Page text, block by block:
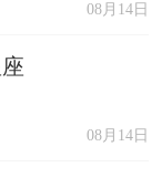
08月14日
08月14日